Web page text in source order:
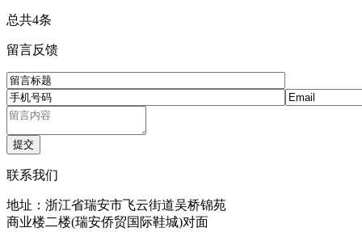
总共4条
留言反馈
联系我们
地址：浙江省瑞安市飞云街道吴桥锦苑
商业楼二楼(瑞安侨贸国际鞋城)对面